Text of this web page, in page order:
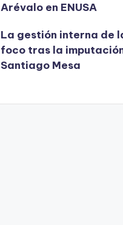
Arévalo en ENUSA
La gestión interna de
foco tras la
Santiago Mesa